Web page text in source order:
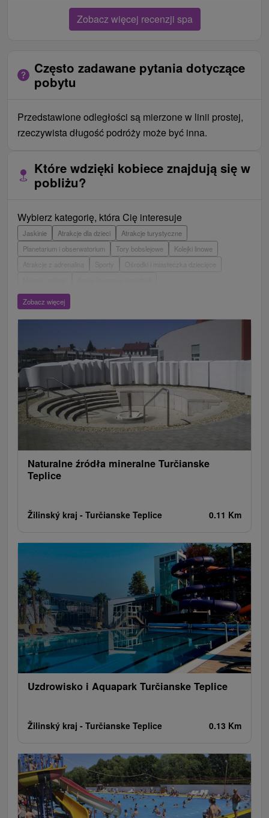
Zobacz więcej recenzji spa
Często zadawane pytania dotyczące
pobytu
Przedstawione odległości są mierzone w linii prostej,
rzeczywista długość podróży może być inna.
Które wdzięki kobiece znajdują się w
pobliżu?
Wybierz kategorię, która Cię interesuje
Jaskinie Atrakcje dla dzieci
Atrakcje turystyczne
Planetarium i obserwatorium
Tory bobslejowe
Kolejki linowe
Atrakcje z adrenaliną
Wieże obserwacyjne i chodniki
Escaperoom
Loty widokowe i rejsy wycieczkowe
Tarcze
Jeziora, jeziora, zbiorniki wodne
Zabytki techniki
Pomniki
Wodospady
Kościoły drewniane
Túry a turistické chodníky
Zamki Chaty górskie
Miejsca sakralne
Rafting, rafting, rafting
Obiekty architektoniczne
Ośrodek narciarski
Pola golfowe
Tory gokartowe
Amfiteatry i kina w przyrodzie
Zobacz więcej
Naturalne źródła mineralne Turčianske
Teplice
Žilinský kraj - Turčianske Teplice 0.11 Km
Uzdrowisko i Aquapark Turčianske Teplice
Žilinský kraj - Turčianske Teplice 0.13 Km